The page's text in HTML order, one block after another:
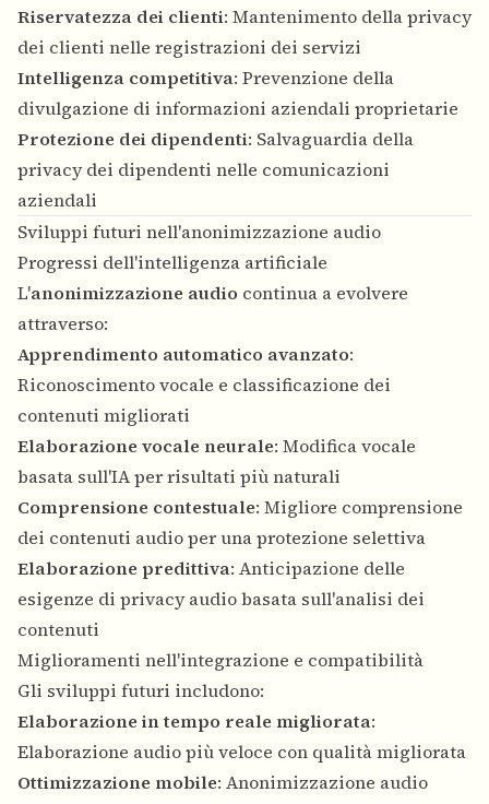
Riservatezza dei clienti: Mantenimento della privacy
dei clienti nelle registrazioni dei servizi
Intelligenza competitiva: Prevenzione della
divulgazione di informazioni aziendali proprietarie
Protezione dei dipendenti: Salvaguardia della
privacy dei dipendenti nelle comunicazioni
aziendali
Sviluppi futuri nell'anonimizzazione audio
Progressi dell'intelligenza artificiale
L'anonimizzazione audio continua a evolvere
attraverso:
Apprendimento automatico avanzato:
Riconoscimento vocale e classificazione dei
contenuti migliorati
Elaborazione vocale neurale: Modifica vocale
basata sull'IA per risultati più naturali
Comprensione contestuale: Migliore comprensione
dei contenuti audio per una protezione selettiva
Elaborazione predittiva: Anticipazione delle
esigenze di privacy audio basata sull'analisi dei
contenuti
Miglioramenti nell'integrazione e compatibilità
Gli sviluppi futuri includono:
Elaborazione in tempo reale migliorata:
Elaborazione audio più veloce con qualità migliorata
Ottimizzazione mobile: Anonimizzazione audio